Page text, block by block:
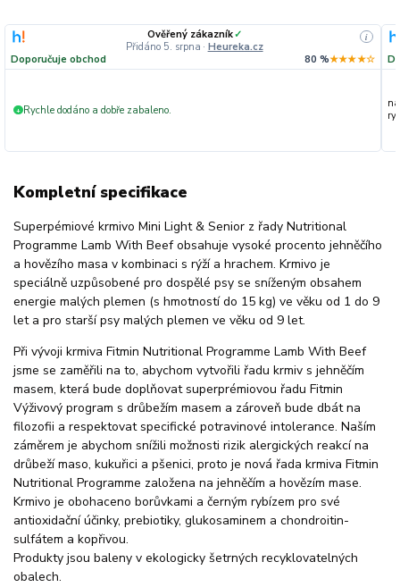
Ověřený zákazník✓
Přidáno 5. srpna · Heureka.cz
i
Doporučuje obchod 80 %★★★★☆
+ Rychle dodáno a dobře zabaleno.
Kompletní specifikace
Superpémiové krmivo Mini Light & Senior z řady Nutritional
Programme Lamb With Beef obsahuje vysoké procento jehněčího
a hovězího masa v kombinaci s rýží a hrachem. Krmivo je
speciálně uzpůsobené pro dospělé psy se sníženým obsahem
energie malých plemen (s hmotností do 15 kg) ve věku od 1 do 9
let a pro starší psy malých plemen ve věku od 9 let.
Při vývoji krmiva Fitmin Nutritional Programme Lamb With Beef
jsme se zaměřili na to, abychom vytvořili řadu krmiv s jehněčím
masem, která bude doplňovat superprémiovou řadu Fitmin
Výživový program s drůbežím masem a zároveň bude dbát na
filozofii a respektovat specifické potravinové intolerance. Naším
záměrem je abychom snížili možnosti rizik alergických reakcí na
drůbeží maso, kukuřici a pšenici, proto je nová řada krmiva Fitmin
Nutritional Programme založena na jehněčím a hovězím mase.
Krmivo je obohaceno borůvkami a černým rybízem pro své
antioxidační účinky, prebiotiky, glukosaminem a chondroitin-
sulfátem a kopřivou.
Produkty jsou baleny v ekologicky šetrných recyklovatelných
obalech.